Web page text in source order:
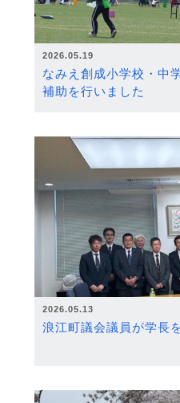
2026.05.19
なみえ創成小学校・中
補助を行いました
2026.05.13
浪江町議会議員が学長